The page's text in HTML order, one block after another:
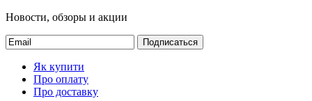
Новости, обзоры и акции
Подписаться
Як купити
Про оплату
Про доставку